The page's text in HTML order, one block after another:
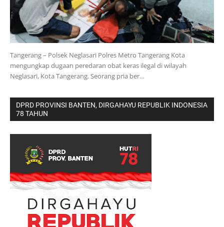
Tangerang – Polsek Neglasari Polres Metro Tangerang Kota
mengungkap dugaan peredaran obat keras ilegal di wilayah
Neglasari, Kota Tangerang. Seorang pria ber…
DPRD PROVINSI BANTEN, DIRGAHAYU REPUBLIK INDONESIA
78 TAHUN